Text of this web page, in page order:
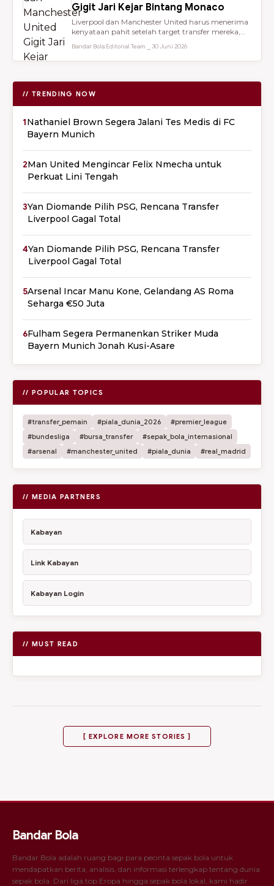
Gigit Jari Kejar Bintang Monaco
Liverpool dan Manchester United harus menerima
kenyataan pahit setelah target transfer mereka,
Bandar Bola Editorial Team ⎯ 30 Juni 2026
// TRENDING NOW
1Nathaniel Brown Segera Jalani Tes Medis di FC
Bayern Munich
2Man United Mengincar Felix Nmecha untuk
Perkuat Lini Tengah
3Yan Diomande Pilih PSG, Rencana Transfer
Liverpool Gagal Total
4Yan Diomande Pilih PSG, Rencana Transfer
Liverpool Gagal Total
5Arsenal Incar Manu Kone, Gelandang AS Roma
Seharga €50 Juta
6Fulham Segera Permanenkan Striker Muda
Bayern Munich Jonah Kusi-Asare
// POPULAR TOPICS
#transfer_pemain #piala_dunia_2026
#premier_league
#bundesliga
#bursa_transfer
#sepak_bola_internasional
#arsenal
#manchester_united #piala_dunia #real_madrid
// MEDIA PARTNERS
Kabayan
Link Kabayan
Kabayan Login
// MUST READ
[ EXPLORE MORE STORIES ]
Bandar Bola
Bandar Bola adalah ruang bagi para pecinta sepak bola untuk
mendapatkan berita, analisis, dan informasi terlengkap tentang dunia
sepak bola. Dari liga top Eropa hingga sepak bola lokal, kami hadir